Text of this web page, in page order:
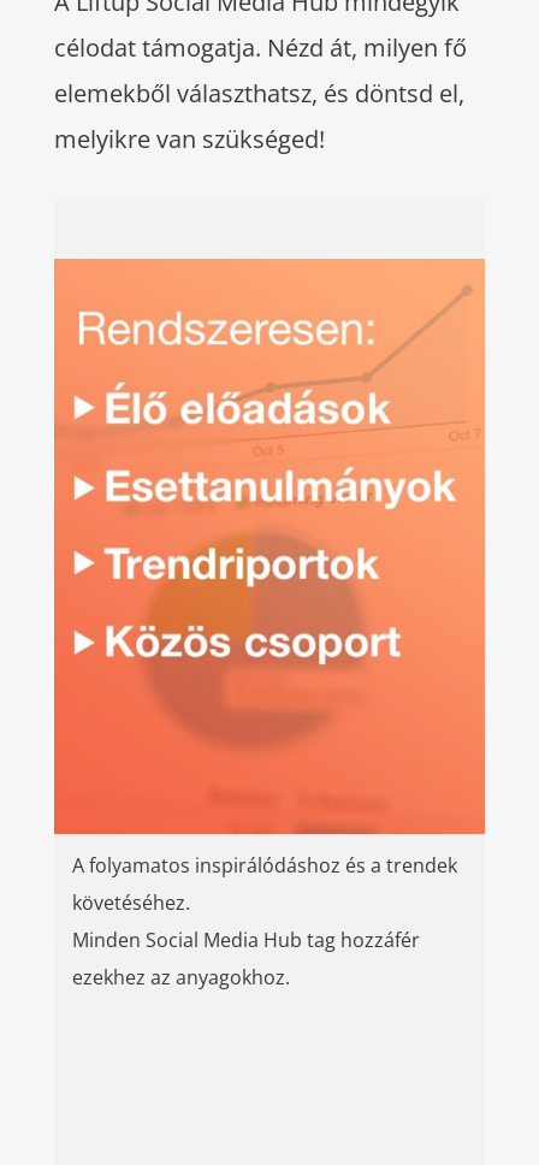
célodat támogatja. Nézd át, milyen fő
elemekből választhatsz, és döntsd el,
melyikre van szükséged!
A folyamatos inspirálódáshoz és a trendek
követéséhez.
Minden Social Media Hub tag hozzáfér
ezekhez az anyagokhoz.